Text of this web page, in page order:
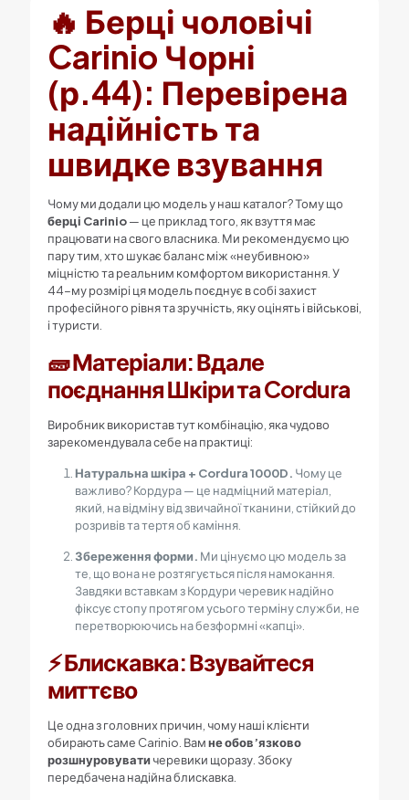
🔥 Берці чоловічі
Carinio Чорні
(р.44): Перевірена
надійність та
швидке взування
Чому ми додали цю модель у наш каталог? Тому що
берці Carinio— це приклад того, як взуття має
працювати на свого власника. Ми рекомендуємо цю
пару тим, хто шукає баланс між «неубивною»
міцністю та реальним комфортом використання. У
44-му розмірі ця модель поєднує в собі захист
професійного рівня та зручність, яку оцінять і військові,
і туристи.
🧱 Матеріали: Вдале
поєднання Шкіри та Cordura
Виробник використав тут комбінацію, яка чудово
зарекомендувала себе на практиці:
Натуральна шкіра + Cordura 1000D. Чому це
важливо? Кордура — це надміцний матеріал,
який, на відміну від звичайної тканини, стійкий до
розривів та тертя об каміння.
Збереження форми. Ми цінуємо цю модель за
те, що вона не розтягується після намокання.
Завдяки вставкам з Кордури черевик надійно
фіксує стопу протягом усього терміну служби, не
перетворюючись на безформні «капці».
⚡ Блискавка: Взувайтеся
миттєво
Це одна з головних причин, чому наші клієнти
обирають саме Carinio. Вамне обов’язково
розшнуровуватичеревики щоразу. Збоку
передбачена надійна блискавка.